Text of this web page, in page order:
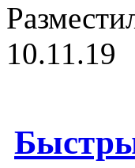
10.11.19